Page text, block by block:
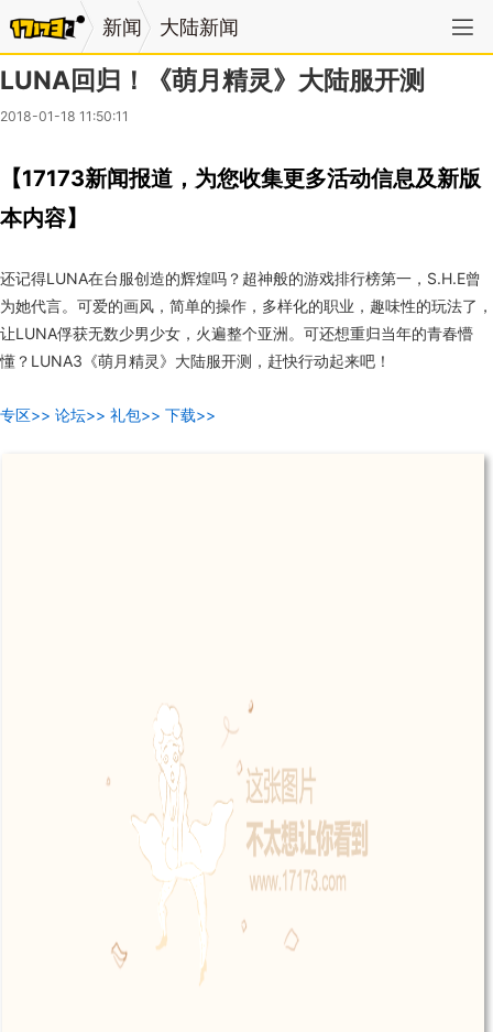
新闻 大陆新闻
LUNA回归！《萌月精灵》大陆服开测
2018-01-18 11:50:11
【17173新闻报道，为您收集更多活动信息及新版
本内容】
还记得LUNA在台服创造的辉煌吗？超神般的游戏排行榜第一，S.H.E曾
为她代言。可爱的画风，简单的操作，多样化的职业，趣味性的玩法了，
让LUNA俘获无数少男少女，火遍整个亚洲。可还想重归当年的青春懵
懂？LUNA3《萌月精灵》大陆服开测，赶快行动起来吧！
专区>> 论坛>> 礼包>> 下载>>